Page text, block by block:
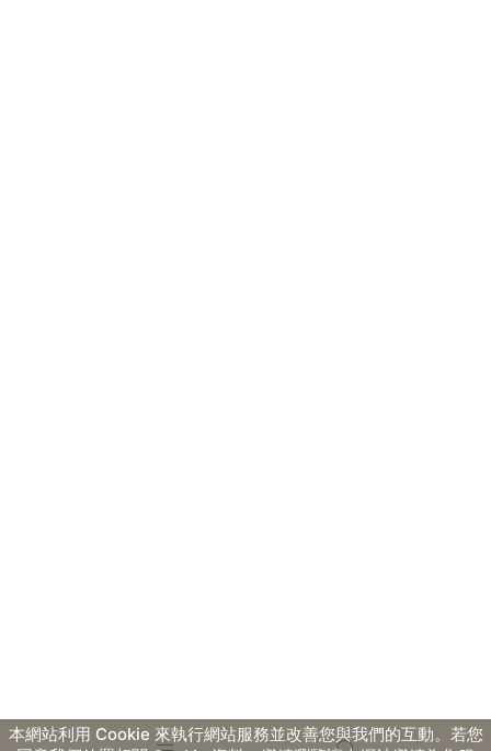
本網站利用 Cookie 來執行網站服務並改善您與我們的互動。若您